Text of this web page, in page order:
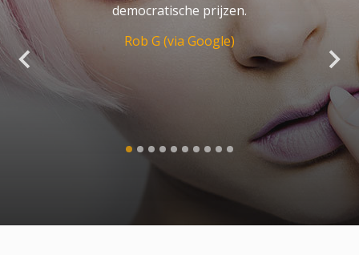
democratische prijzen.
Rob G (via Google)